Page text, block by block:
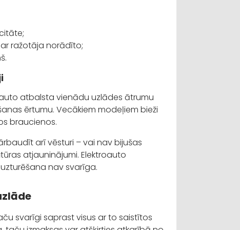
ražotāja norādīto;
atbalsta vienādu uzlādes ātrumu
ērtumu. Vecākiem modeļiem bieži
braucienos.
arī vēsturi – vai nav bijušas
atjauninājumi. Elektroauto
nav svarīga.
svarīgi saprast visus ar to saistītos